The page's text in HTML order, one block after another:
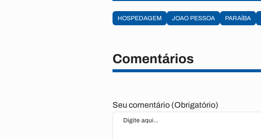
HOSPEDAGEM JOAO PESSOA PARAÍBA
Comentários
Seu comentário (Obrigatório)